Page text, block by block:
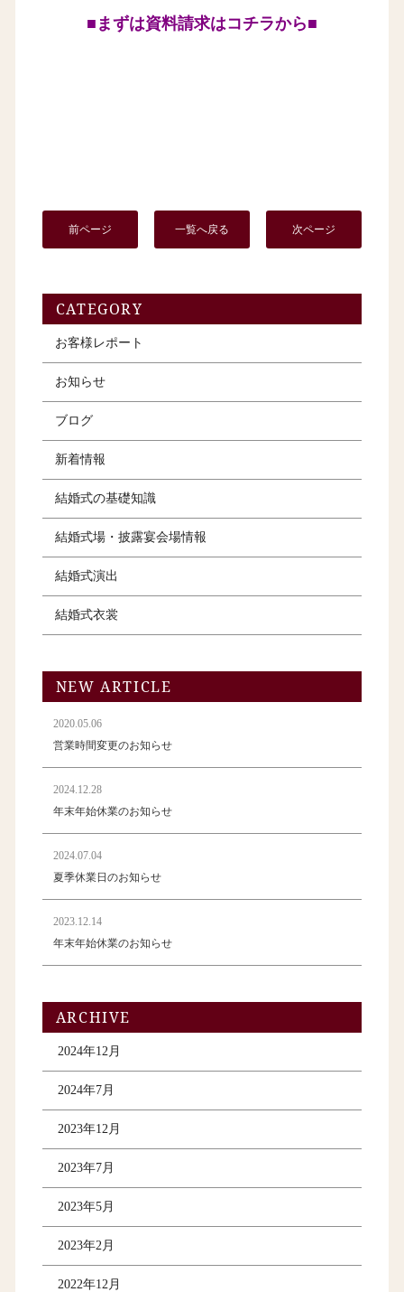
■まずは資料請求はコチラから■
前ページ 一覧へ戻る 次ページ
CATEGORY
お客様レポート
お知らせ
ブログ
新着情報
結婚式の基礎知識
結婚式場・披露宴会場情報
結婚式演出
結婚式衣裳
NEW ARTICLE
2020.05.06
営業時間変更のお知らせ
2024.12.28
年末年始休業のお知らせ
2024.07.04
夏季休業日のお知らせ
2023.12.14
年末年始休業のお知らせ
ARCHIVE
2024年12月
2024年7月
2023年12月
2023年7月
2023年5月
2023年2月
2022年12月